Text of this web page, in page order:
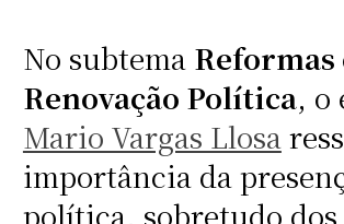
No subtema Reformas
Renovação Política, o
Mario Vargas Llosa
importância da
política, sobretudo dos